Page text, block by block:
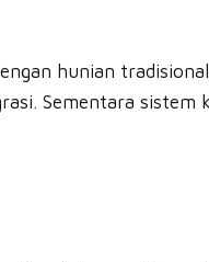
hunian
Sementara